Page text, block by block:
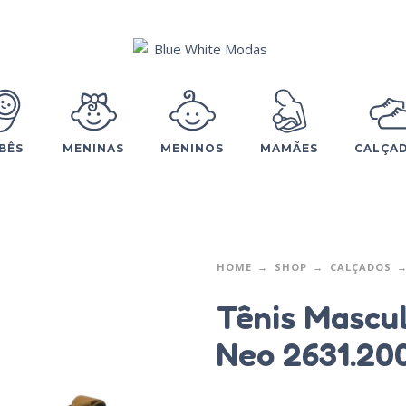
MENINAS MENINOS MAMÃES
HOME SHOP CALÇADOS
Tênis
Neo